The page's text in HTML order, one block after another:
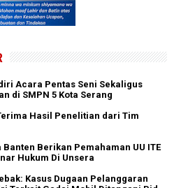
Acara Pentas Seni Sekaligus
di SMPN 5 Kota Serang
Hasil Penelitian dari Tim
Berikan Pemahaman UU ITE
Hukum Di Unsera
Kasus Dugaan Pelanggaran